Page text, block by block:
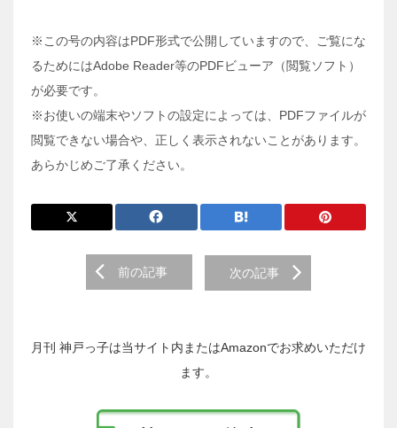
※この号の内容はPDF形式で公開していますので、ご覧にな
るためにはAdobe Reader等のPDFビューア（閲覧ソフト）
が必要です。
※お使いの端末やソフトの設定によっては、PDFファイルが
閲覧できない場合や、正しく表示されないことがあります。
あらかじめご了承ください。
稿
前の記事 次の記事
月刊 神戸っ子は当サイト内またはAmazonでお求めいただけ
ます。